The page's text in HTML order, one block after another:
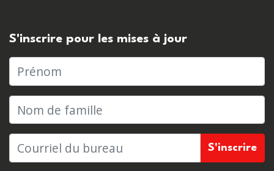
S'inscrire pour les mises à jour
Prénom
Nom de famille